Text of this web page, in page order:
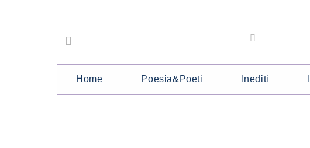
Home Poesia&Poeti Inediti